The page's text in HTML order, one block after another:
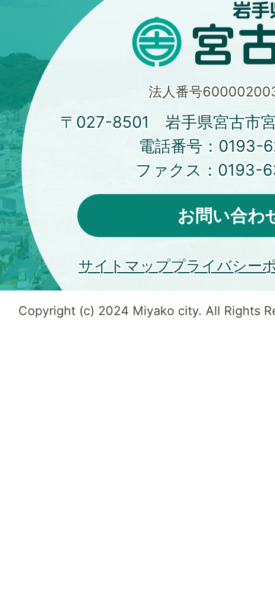
法人番号
〒027-8501 岩手県宮古市
電話番号： 0193-
ファクス： 0193-
お問い合わ
サイトマッププライバシー
Copyright (c) 2024 Miyako city. All Rights